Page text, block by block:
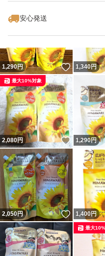
安心発送
1,290円 いいね！
1,340円
2,080円 いいね！
最大10%対象
1,290円
2,050円 いいね！
1,400円
最大